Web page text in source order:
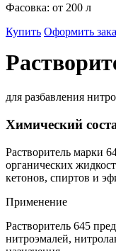
Фасовка: от 200 л
Купить Оформить
для разбавления
Химический
Растворитель марки
органических
кетонов, спиртов и
Применение
Растворитель 645
нитроэмалей,